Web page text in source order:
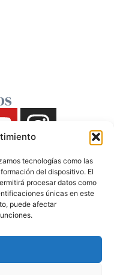
tecnologías como las
del dispositivo. El
procesar datos como
únicas en este
puede afectar